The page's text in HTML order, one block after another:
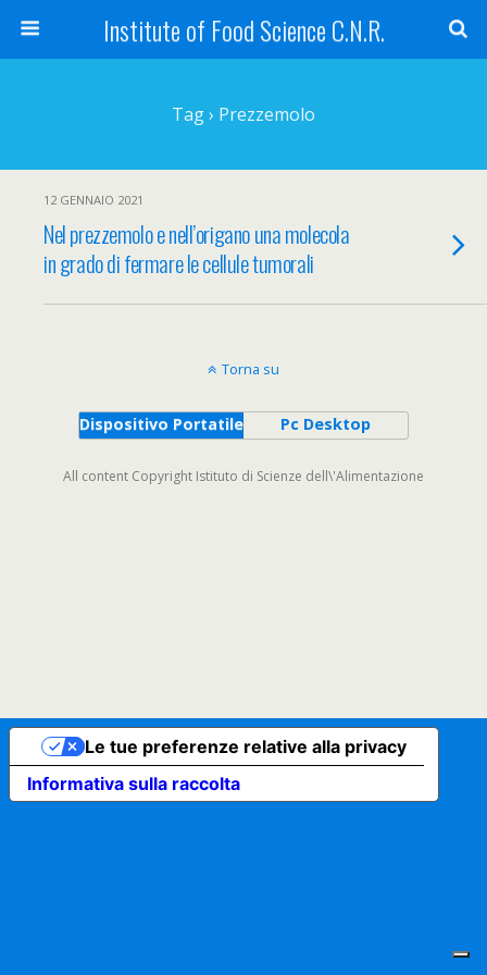
Institute of Food Science C.N.R.
Tag › Prezzemolo
12 GENNAIO 2021
Nel prezzemolo e nell’origano una molecola
in grado di fermare le cellule tumorali
Torna su
Dispositivo Portatile Pc Desktop
All content Copyright Istituto di Scienze dell\'Alimentazione
Informativa sulla raccolta
Le tue preferenze relative alla privacy